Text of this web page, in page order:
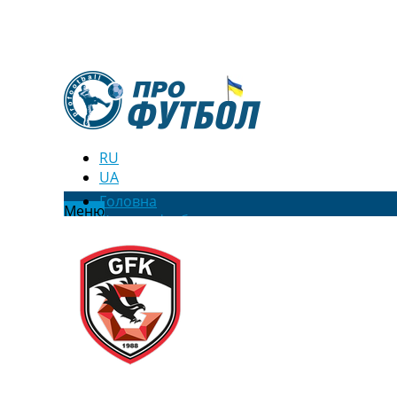
RU
UA
МенюГоловна
Новини футболу
Відео
Новини футболу України
Футбольні трансфери
Останні коментарі
Конкурс прогнозів
Логін
Рейтінги